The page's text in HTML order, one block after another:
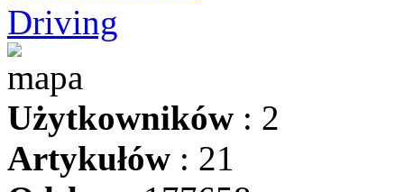
Użytkowników : 2
Artykułów : 21